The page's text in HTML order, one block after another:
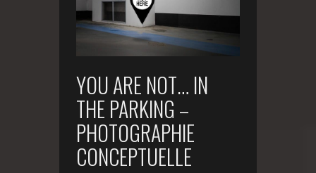
YOU ARE NOT… IN
THE PARKING –
PHOTOGRAPHIE
CONCEPTUELLE